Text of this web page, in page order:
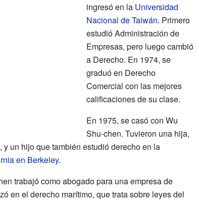
ingresó en la Universidad
Nacional de Taiwán. Primero
estudió Administración de
Empresas, pero luego cambió
a Derecho. En 1974, se
graduó en Derecho
Comercial con las mejores
calificaciones de su clase.
En 1975, se casó con Wu
Shu-chen. Tuvieron una hija,
y un hijo que también estudió derecho en la
en Berkeley.
trabajó como abogado para una empresa de
en el derecho marítimo, que trata sobre leyes del